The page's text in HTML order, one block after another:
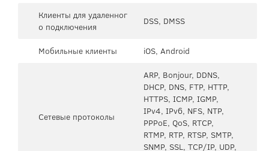
Клиенты для удаленног
о подключения
DSS, DMSS
Мобильные клиенты iOS, Android
Сетевые протоколы
ARP, Bonjour, DDNS,
DHCP, DNS, FTP, HTTP,
HTTPS, ICMP, IGMP,
IPv4, IPv6, NFS, NTP,
PPPoE, QoS, RTCP,
RTMP, RTP, RTSP, SMTP,
SNMP, SSL, TCP/IP, UDP,